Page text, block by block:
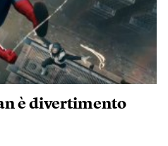
è divertimento